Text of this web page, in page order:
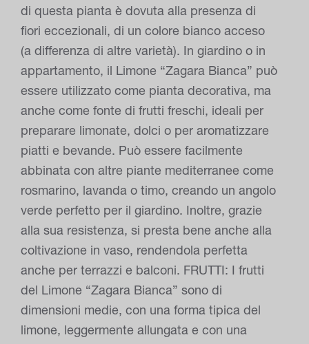
di questa pianta è dovuta alla presenza di
fiori eccezionali, di un colore bianco acceso
(a differenza di altre varietà). In giardino o in
appartamento, il Limone “Zagara Bianca” può
essere utilizzato come pianta decorativa, ma
anche come fonte di frutti freschi, ideali per
preparare limonate, dolci o per aromatizzare
piatti e bevande. Può essere facilmente
abbinata con altre piante mediterranee come
rosmarino, lavanda o timo, creando un angolo
verde perfetto per il giardino. Inoltre, grazie
alla sua resistenza, si presta bene anche alla
coltivazione in vaso, rendendola perfetta
anche per terrazzi e balconi. FRUTTI: I frutti
del Limone “Zagara Bianca” sono di
dimensioni medie, con una forma tipica del
limone, leggermente allungata e con una